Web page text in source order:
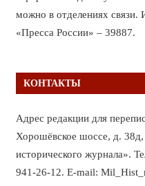
можно в отделениях связи.
«Пресса России» – 39887.
КОНТАКТЫ
Адрес редакции для
Хорошёвское шоссе, д.
исторического журнала».
941-26-12. E-mail: